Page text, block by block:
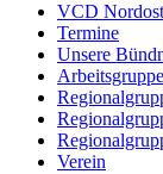
VCD
Termine
Unsere
Verein